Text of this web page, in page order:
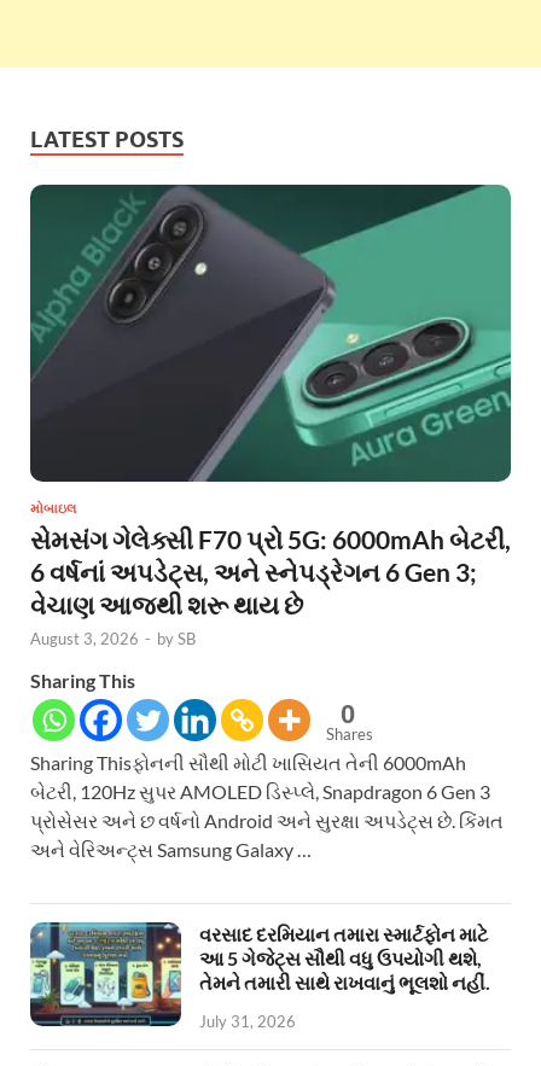
LATEST POSTS
મોબાઇલ
સેમસંગ ગેલેક્સી F70 પ્રો 5G: 6000mAh બેટરી,
6 વર્ષનાં અપડેટ્સ, અને સ્નેપડ્રેગન 6 Gen 3;
વેચાણ આજથી શરૂ થાય છે
August 3, 2026 - bySB
Sharing This
0
Shares
Sharing Thisફોનની સૌથી મોટી ખાસિયત તેની 6000mAh
બેટરી, 120Hz સુપર AMOLED ડિસ્પ્લે, Snapdragon 6 Gen 3
પ્રોસેસર અને છ વર્ષનો Android અને સુરક્ષા અપડેટ્સ છે. કિંમત
અને વેરિઅન્ટ્સ Samsung Galaxy …
વરસાદ દરમિયાન તમારા સ્માર્ટફોન માટે
આ 5 ગેજેટ્સ સૌથી વધુ ઉપયોગી થશે,
તેમને તમારી સાથે રાખવાનું ભૂલશો નહીં.
July 31, 2026